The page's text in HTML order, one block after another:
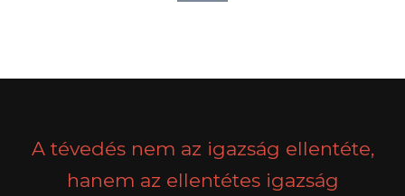
A tévedés nem az igazság ellentéte,
hanem az ellentétes igazság